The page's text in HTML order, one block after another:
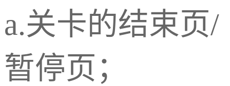
a.关卡的结束页/
暂停页；